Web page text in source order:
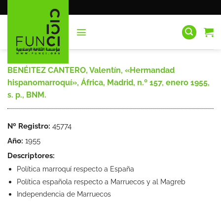
al
BENÉITEZ CANTERO, Valentín, «Hermandad
hispanomarroquí», África, Madrid, n.º 157, enero 1955,
s. p., BNM.
Nº Registro: 45774
Año: 1955
Descriptores:
Política marroquí respecto a España
Política española respecto a Marruecos y al Magreb
Independencia de Marruecos